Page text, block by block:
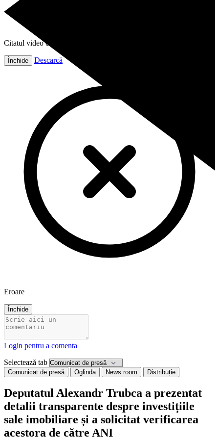
Citatul video este gata!
Închide Descarcă
Eroare
Închide
Login pentru a comenta
Selectează tab
Comunicat de presă Oglinda News room Distribuție
Deputatul Alexandr Trubca a prezentat
detalii transparente despre investițiile
sale imobiliare și a solicitat verificarea
acestora de către ANI